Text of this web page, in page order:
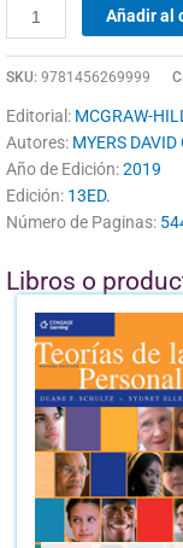
Añadir al
SKU: 9781456269999
Editorial: MCGRAW-HILL
Autores: MYERS DAVID
Año de Edición:2019
Edición: 13ED.
Número de Paginas:
Libros o
El
era:
B/